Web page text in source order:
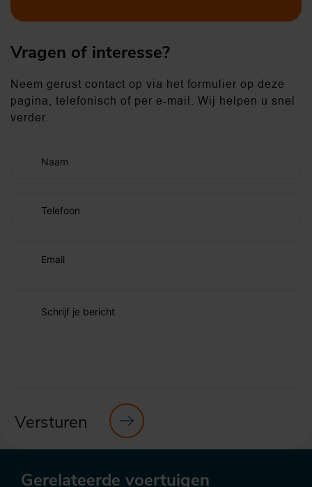
Vragen of interesse?
Neem gerust contact op via het formulier op deze
pagina, telefonisch of per e-mail. Wij helpen u snel
verder.
Naam
Telefoon
Email
Schrijf je bericht
Versturen
Gerelateerde voertuigen